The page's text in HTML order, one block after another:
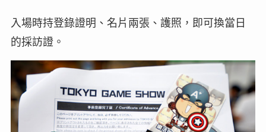
入場時持登錄證明、名片兩張、護照，即可換當日
的採訪證。